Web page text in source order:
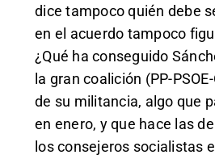
dice tampoco quién debe
en el acuerdo tampoco
¿Qué ha conseguido
la gran coalición (PP-
de su militancia, algo que
en enero, y que hace las
los consejeros socialistas